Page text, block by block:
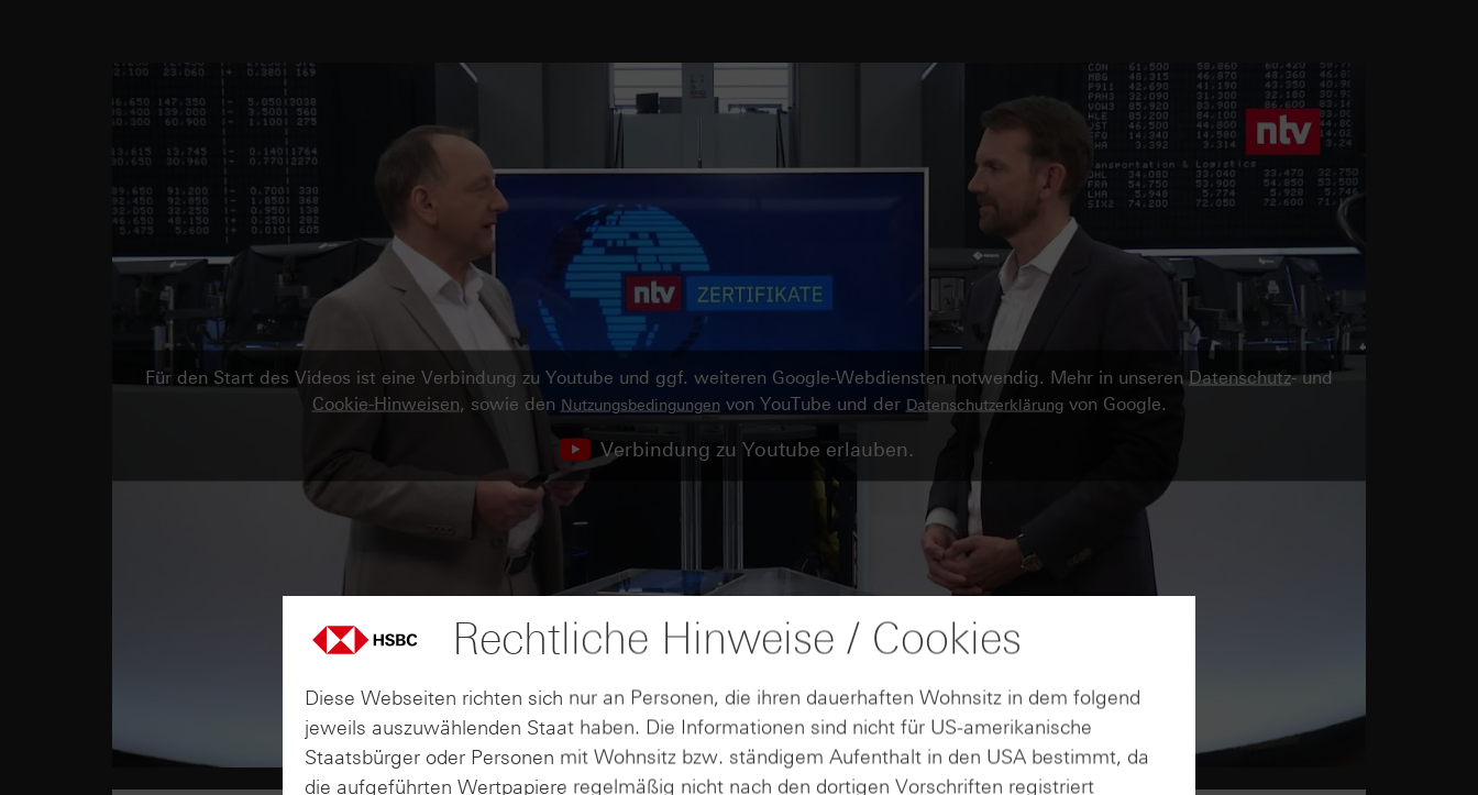
Für den Start des Videos ist eine Verbindung zu Youtube und ggf. weiteren Google-Webdiensten notwendig. Mehr in unseren Datenschutz- und
Cookie-Hinweisen, sowie den Nutzungsbedingungen von YouTube und der Datenschutzerklärungvon Google.
Verbindung zu Youtube erlauben.
Rechtliche Hinweise / Cookies
Diese Webseiten richten sich nur an Personen, die ihren dauerhaften Wohnsitz in dem folgend
jeweils auszuwählenden Staat haben. Die Informationen sind nicht für US-amerikanische
Staatsbürger oder Personen mit Wohnsitz bzw. ständigem Aufenthalt in den USA bestimmt, da
die aufgeführten Wertpapiere regelmäßig nicht nach den dortigen Vorschriften registriert